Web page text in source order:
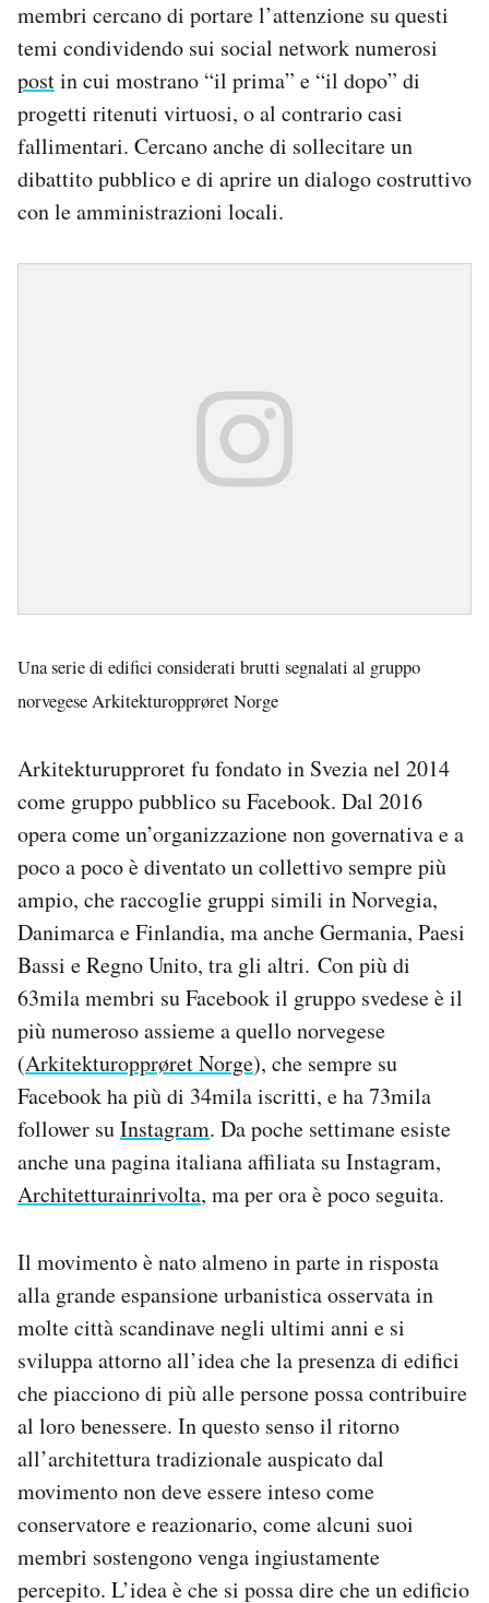
membri cercano di portare l’attenzione su questi
temi condividendo sui social network numerosi
postin cui mostrano “il prima” e “il dopo” di
progetti ritenuti virtuosi, o al contrario casi
fallimentari. Cercano anche di sollecitare un
dibattito pubblico e di aprire un dialogo costruttivo
con le amministrazioni locali.
Una serie di edifici considerati brutti segnalati al gruppo
norvegese Arkitekturopprøret Norge
Arkitekturupproret fu fondato in Svezia nel 2014
come gruppo pubblico su Facebook. Dal 2016
opera come un’organizzazione non governativa e a
poco a poco è diventato un collettivo sempre più
ampio, che raccoglie gruppi simili in Norvegia,
Danimarca e Finlandia, ma anche Germania, Paesi
Bassi e Regno Unito, tra gli altri. Con più di
63mila membri su Facebook il gruppo svedese è il
più numeroso assieme a quello norvegese
(Arkitekturopprøret Norge), che sempre su
Facebook ha più di 34mila iscritti, e ha 73mila
follower suInstagram. Da poche settimane esiste
anche una pagina italiana affiliata su Instagram,
Architetturainrivolta, ma per ora è poco seguita.
Il movimento è nato almeno in parte in risposta
alla grande espansione urbanistica osservata in
molte città scandinave negli ultimi anni e si
sviluppa attorno all’idea che la presenza di edifici
che piacciono di più alle persone possa contribuire
al loro benessere. In questo senso il ritorno
all’architettura tradizionale auspicato dal
movimento non deve essere inteso come
conservatore e reazionario, come alcuni suoi
membri sostengono venga ingiustamente
percepito. L’idea è che si possa dire che un edificio